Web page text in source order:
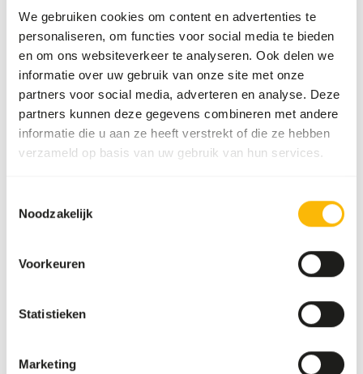
We gebruiken cookies om content en advertenties te
personaliseren, om functies voor social media te bieden
en om ons websiteverkeer te analyseren. Ook delen we
informatie over uw gebruik van onze site met onze
partners voor social media, adverteren en analyse. Deze
partners kunnen deze gegevens combineren met andere
informatie die u aan ze heeft verstrekt of die ze hebben
verzameld op basis van uw gebruik van hun services.
Noodzakelijk
Voorkeuren
Statistieken
Marketing
Specificaties
Algemeen
Artikel
Toeslag kleur muizen
(wit)
Uit voorraad leverbaar